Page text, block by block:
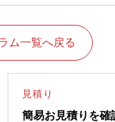
ム一覧へ戻る
見積り
簡易お見積りを確